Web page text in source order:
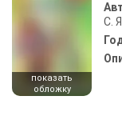
показать
обложку
С.